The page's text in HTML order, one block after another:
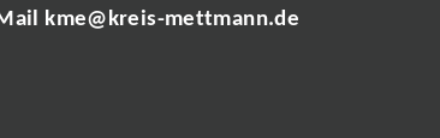
kme@kreis-mettmann.de